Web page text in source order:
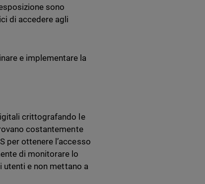
sono
di accedere agli
e implementare la
crittografando le
costantemente
per ottenere l’accesso
di monitorare lo
e non mettano a